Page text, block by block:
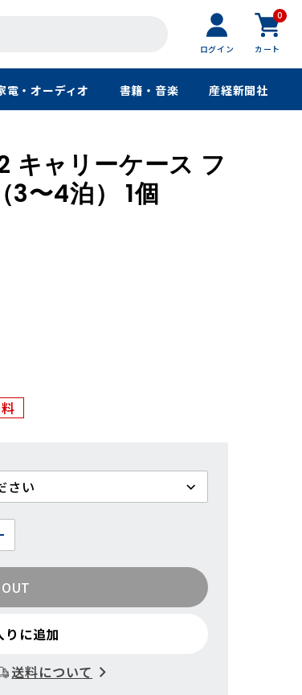
ログイン
0
カート
電・オーディオ 書籍・音楽 産経新聞社
キャリーケース フ
〜4泊） 1個
りに追加
送料について